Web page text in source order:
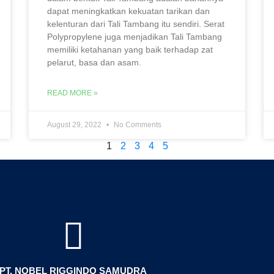
dapat meningkatkan kekuatan tarikan dan
kelenturan dari Tali Tambang itu sendiri. Serat
Polypropylene juga menjadikan Tali Tambang
memiliki ketahanan yang baik terhadap zat
pelarut, basa dan asam.
READ MORE »
August 29, 2022 No Comments
1 2 3 4 5
PT. NOBEL RIGGINDO SAMUDRA